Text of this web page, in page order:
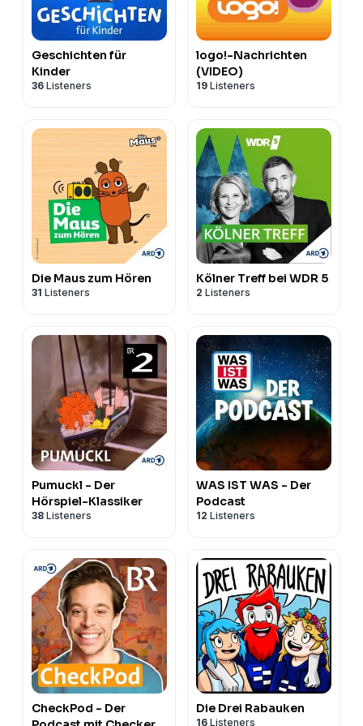
Geschichten für
Kinder
36 Listeners
logo!-Nachrichten
(VIDEO)
19 Listeners
Die Maus zum Hören
31 Listeners
Kölner Treff bei WDR 5
2 Listeners
Pumuckl - Der
Hörspiel-Klassiker
38 Listeners
WAS IST WAS - Der
Podcast
12 Listeners
CheckPod - Der
Die Drei Rabauken
16 Listeners